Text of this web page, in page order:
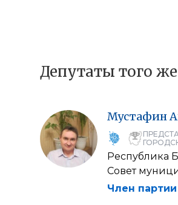
Депутаты того
Мустафин
Республика
Совет
Член